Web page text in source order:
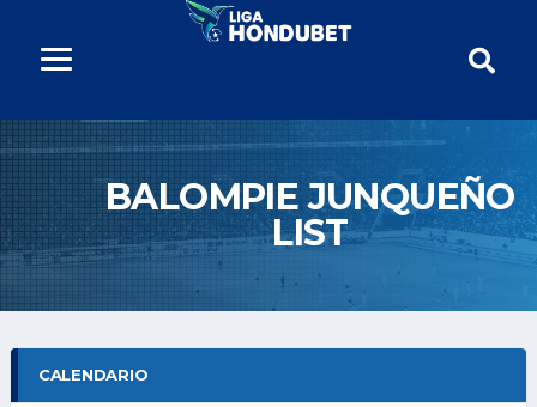
BALOMPIE JUNQUEÑO
LIST
CALENDARIO